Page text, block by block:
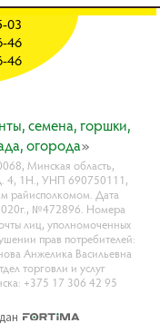
ceмeнa, гopшки,
oгopoдa»
Минская область,
4, 1Н., УНП 690750111,
райисполкомом. Дата
№472896. Номера
лиц, уполномоченных
прав потребителей:
Анжелика Васильевна
торговли и услуг
+375 17 306 42 95
03
46
46